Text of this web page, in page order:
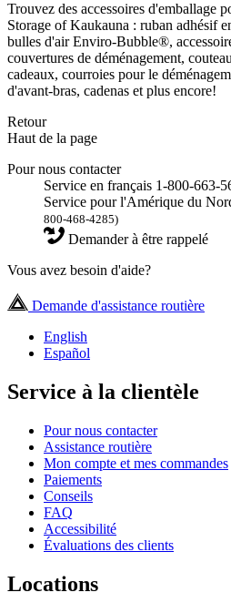
Trouvez des accessoires d'emballage
Storage of Kaukauna : ruban adhésif
bulles d'air Enviro-Bubble®,
couvertures de déménagement,
cadeaux, courroies pour le
d'avant-bras, cadenas et plus encore!
Retour
Haut de la page
Pour nous contacter
Service en français 1-800-663-
Service pour l'Amérique du
800-468-4285)
Demander à être rappelé
Vous avez besoin d'aide?
Demande d'assistance routière
English
Español
Service à la clientèle
Pour nous contacter
Assistance routière
Mon compte et mes commandes
Paiements
Conseils
FAQ
Accessibilité
Évaluations des clients
Locations